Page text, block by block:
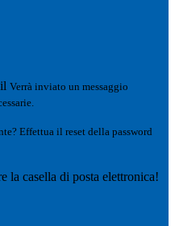
Verrà inviato un messaggio
Effettua il reset della password
la casella di posta elettronica!